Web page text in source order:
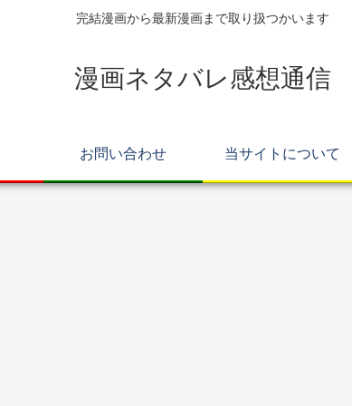
完結漫画から最新漫画まで取り扱つかいます
漫画ネタバレ感想通信
お問い合わせ 当サイトについて